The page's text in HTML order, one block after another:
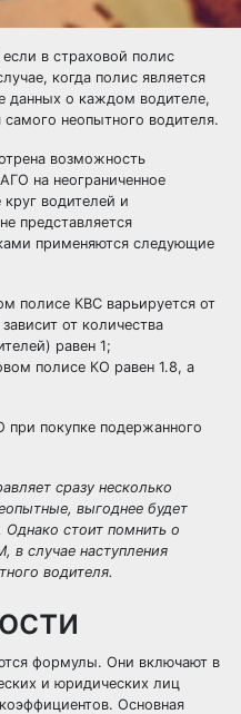
в страховой полис
когда полис является
данных о каждом водителе,
самого неопытного водителя.
возможность
на неограниченное
водителей и
представляется
применяются следующие
полисе КВС варьируется от
от количества
равен 1;
полисе КО равен 1.8, а
покупке подержанного
сразу несколько
выгоднее будет
стоит помнить о
в случае наступления
водителя.
формулы. Они включают в
и юридических лиц
Основная